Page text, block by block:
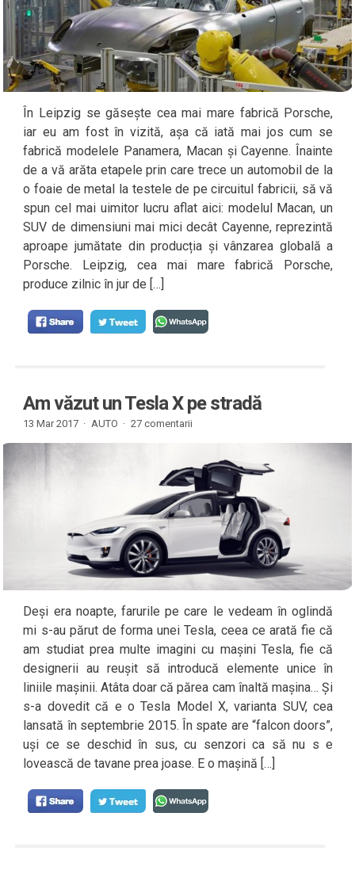
În Leipzig se găsește cea mai mare fabrică Porsche,
iar eu am fost în vizită, așa că iată mai jos cum se
fabrică modelele Panamera, Macan și Cayenne. Înainte
de a vă arăta etapele prin care trece un automobil de la
o foaie de metal la testele de pe circuitul fabricii, să vă
spun cel mai uimitor lucru aflat aici: modelul Macan, un
SUV de dimensiuni mai mici decât Cayenne, reprezintă
aproape jumătate din producția și vânzarea globală a
Porsche. Leipzig, cea mai mare fabrică Porsche,
produce zilnic în jur de […]
Am văzut un Tesla X pe stradă
13 Mar 2017 · AUTO · 27 comentarii
Deși era noapte, farurile pe care le vedeam în oglindă
mi s-au părut de forma unei Tesla, ceea ce arată fie că
am studiat prea multe imagini cu mașini Tesla, fie că
designerii au reușit să introducă elemente unice în
liniile mașinii. Atâta doar că părea cam înaltă mașina… Și
s-a dovedit că e o Tesla Model X, varianta SUV, cea
lansată în septembrie 2015. În spate are “falcon doors”,
uși ce se deschid în sus, cu senzori ca să nu s e
lovească de tavane prea joase. E o mașină […]